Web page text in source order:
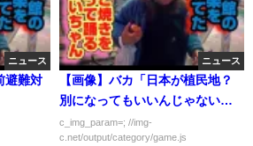
ニュース
避難対
ニュース
【画像】バカ「日本が植民地？
別になってもいいんじゃないで
すかねｗ」
c_img_param=; //img-
c.net/output/category/game.js